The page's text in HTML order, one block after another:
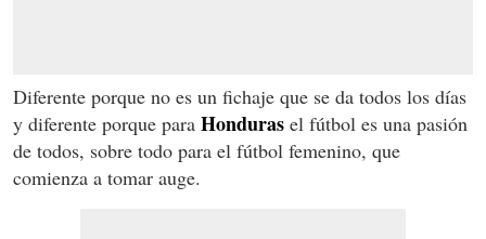
Diferente porque no es un fichaje que se da todos los días
y diferente porque para Honduras el fútbol es una pasión
de todos, sobre todo para el fútbol femenino, que
comienza a tomar auge.